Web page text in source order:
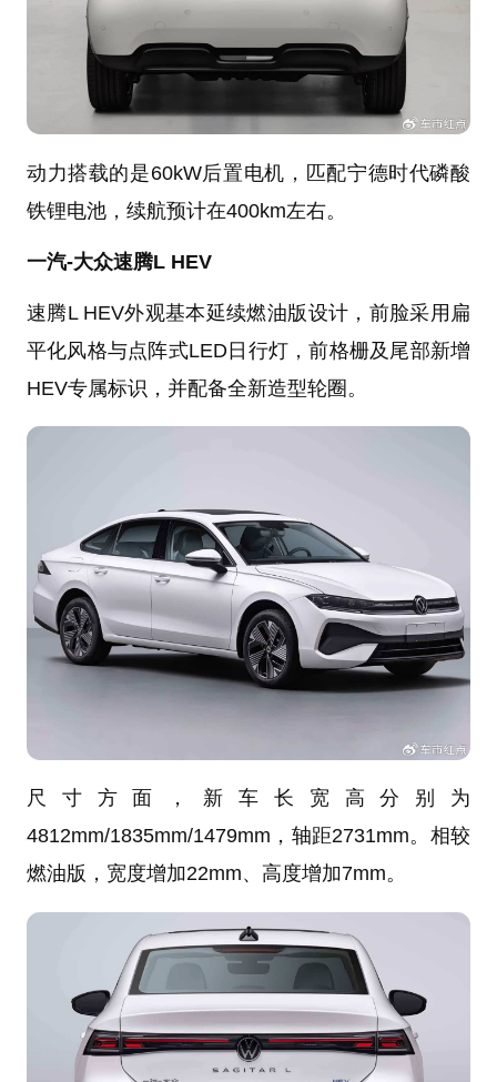
动力搭载的是60kW后置电机，匹配宁德时代磷酸
铁锂电池，续航预计在400km左右。
一汽-大众速腾L HEV
速腾L HEV外观基本延续燃油版设计，前脸采用扁
平化风格与点阵式LED日行灯，前格栅及尾部新增
HEV专属标识，并配备全新造型轮圈。
尺寸方面，新车长宽高分别为
4812mm/1835mm/1479mm，轴距2731mm。相较
燃油版，宽度增加22mm、高度增加7mm。